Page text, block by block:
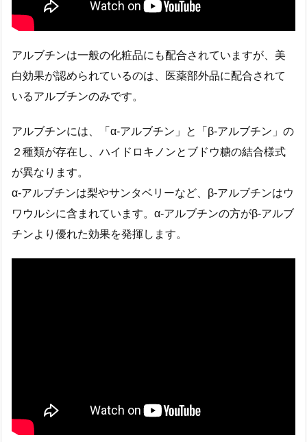
アルブチンは一般の化粧品にも配合されていますが、美
白効果が認められているのは、医薬部外品に配合されて
いるアルブチンのみです。
アルブチンには、「α-アルブチン」と「β-アルブチン」の
２種類が存在し、ハイドロキノンとブドウ糖の結合様式
が異なります。
α-アルブチンは梨やサンタベリーなど、β-アルブチンはウ
ワウルシに含まれています。α-アルブチンの方がβ-アルブ
チンより優れた効果を発揮します。